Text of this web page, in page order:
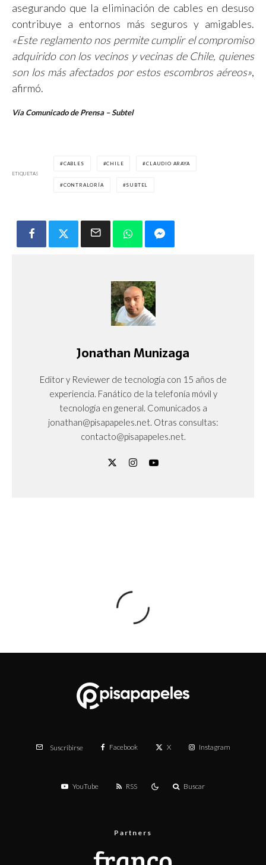
asegurando que la eliminación de cables en desuso
contribuye a entornos más seguros y amigables.
«Este reglamento nos permite cumplir el compromiso
adquirido con los vecinos y vecinas de Chile, quienes
son los más afectados por estos escombros aéreos»,
afirmó.
Vía Comunicado de Prensa – Subtel
ETIQUETAS
CABLES CHILE CLAUDIO ARAYA
CONTRALORÍA SUBTEL
Jonathan Munizaga
Editor y Reviewer de tecnología con 15 años de
experiencia. Fanático de la telefonía móvil y
tecnología en general. Comunicados a
jonathan@pisapapeles.net. Otras consultas:
contacto@pisapapeles.net.
Suscribirse Facebook X Instagram
YouTube RSS Buscar
Partners